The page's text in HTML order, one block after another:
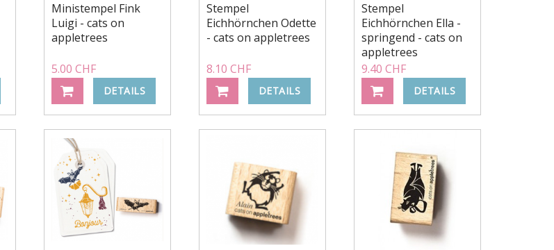
Ministempel Fink
Luigi - cats on
appletrees
5.00 CHF
DETAILS
Stempel
Eichhörnchen Odette
- cats on appletrees
8.10 CHF
DETAILS
Stempel
Eichhörnchen Ella -
springend - cats on
appletrees
9.40 CHF
DETAILS